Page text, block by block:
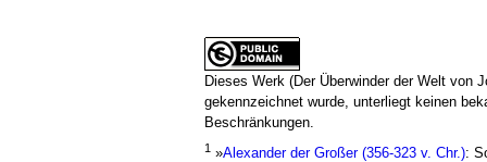
Dieses Werk (Der Überwinder der Welt von
gekennzeichnet wurde, unterliegt keinen
Beschränkungen.
1 »Alexander der Großer (356-323 v. Chr.):